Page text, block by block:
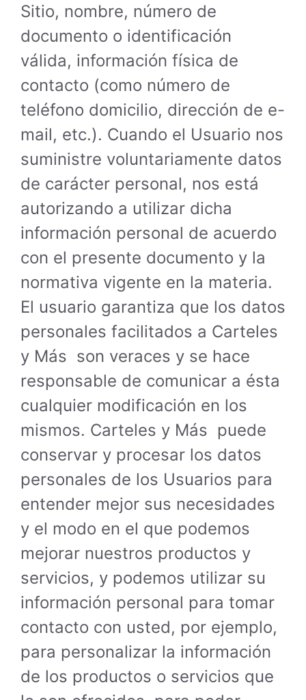
Sitio, nombre, número de
documento o identificación
válida, información física de
contacto (como número de
teléfono domicilio, dirección de e-
mail, etc.). Cuando el Usuario nos
suministre voluntariamente datos
de carácter personal, nos está
autorizando a utilizar dicha
información personal de acuerdo
con el presente documento y la
normativa vigente en la materia.
El usuario garantiza que los datos
personales facilitados a Carteles
y Más son veraces y se hace
responsable de comunicar a ésta
cualquier modificación en los
mismos. Carteles y Más puede
conservar y procesar los datos
personales de los Usuarios para
entender mejor sus necesidades
y el modo en el que podemos
mejorar nuestros productos y
servicios, y podemos utilizar su
información personal para tomar
contacto con usted, por ejemplo,
para personalizar la información
de los productos o servicios que